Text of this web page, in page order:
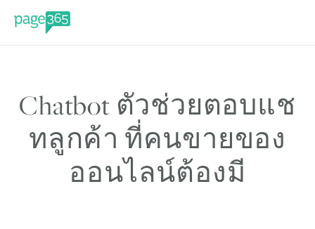
Chatbot ตัวช่วยตอบแช
ทลูกค้า ที่คนขายของ
ออนไลน์ต้องมี